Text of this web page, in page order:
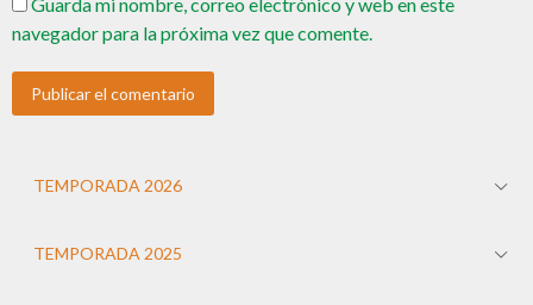
navegador para la próxima vez que comente.
TEMPORADA 2026
TEMPORADA 2025